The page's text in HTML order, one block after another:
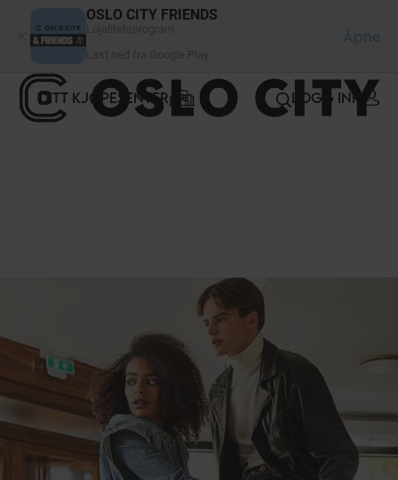
OSLO CITY FRIENDS
Åpne
DITT KJØPESENTER LOGG INN
Panel for informasjonskapsler